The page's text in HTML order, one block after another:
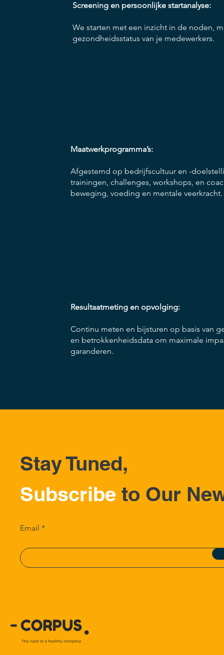
Screening en persoonlijke startanalyse:
We starten met een inzicht in de noden,
gezondheidsstatus van je medewerkers.
Maatwerkprogramma’s:
Afgestemd op bedrijfscultuur en -
trainingen, challenges, workshops, en
beweging, voeding en mentale veerkracht.
Resultaatmeting en opvolging:
Continu meten en bijsturen op basis van
en betrokkenheidsdata om maximale
garanderen.
Stay Tuned,
Subscribe to Our
Email